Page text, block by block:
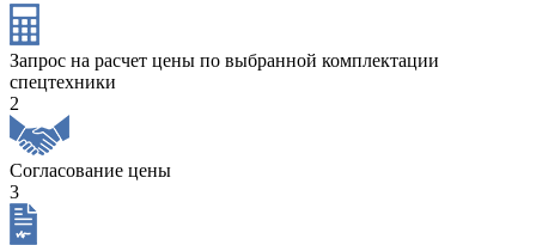
Запрос на расчет цены по выбранной комплектации
спецтехники
2
Согласование цены
3